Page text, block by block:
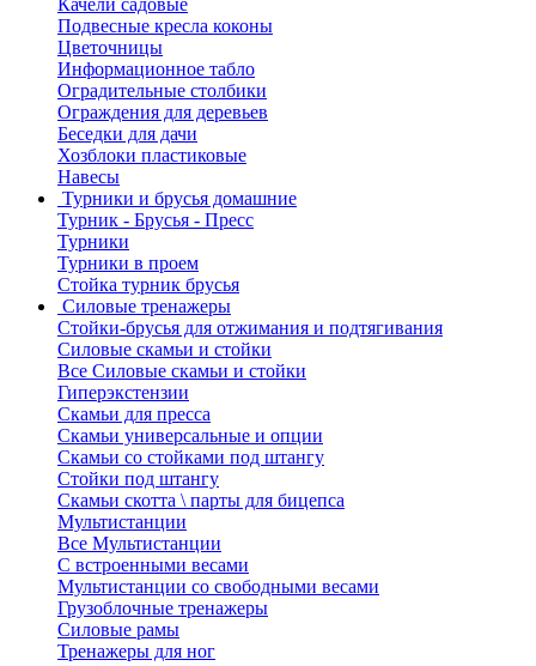
Качели садовые
Подвесные кресла коконы
Цветочницы
Информационное табло
Оградительные столбики
Ограждения для деревьев
Беседки для дачи
Хозблоки пластиковые
Навесы
Турники и брусья домашние
Турник - Брусья - Пресс
Турники
Турники в проем
Стойка турник брусья
Силовые тренажеры
Стойки-брусья для отжимания и подтягивания
Силовые скамьи и стойки
Все Силовые скамьи и стойки
Гиперэкстензии
Скамьи для пресса
Скамьи универсальные и опции
Скамьи со стойками под штангу
Стойки под штангу
Скамьи скотта \ парты для бицепса
Мультистанции
Все Мультистанции
С встроенными весами
Мультистанции со свободными весами
Грузоблочные тренажеры
Силовые рамы
Тренажеры для ног